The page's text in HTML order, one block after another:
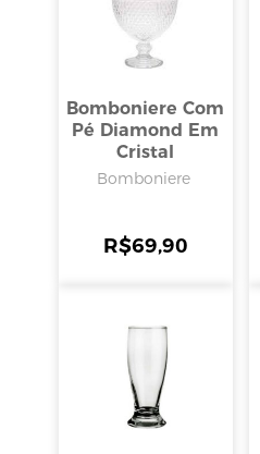
Bomboniere Com
Pé Diamond Em
Cristal
Transparente
Bomboniere
R$69,90